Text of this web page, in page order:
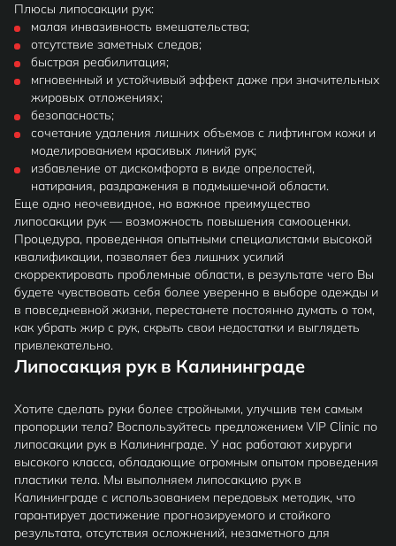
Плюсы липосакции рук:
малая инвазивность вмешательства;
отсутствие заметных следов;
быстрая реабилитация;
мгновенный и устойчивый эффект даже при значительных
жировых отложениях;
безопасность;
сочетание удаления лишних объемов с лифтингом кожи и
моделированием красивых линий рук;
избавление от дискомфорта в виде опрелостей,
натирания, раздражения в подмышечной области.
Еще одно неочевидное, но важное преимущество
липосакции рук — возможность повышения самооценки.
Процедура, проведенная опытными специалистами высокой
квалификации, позволяет без лишних усилий
скорректировать проблемные области, в результате чего Вы
будете чувствовать себя более уверенно в выборе одежды и
в повседневной жизни, перестанете постоянно думать о том,
как убрать жир с рук, скрыть свои недостатки и выглядеть
привлекательно.
Липосакция рук в Калининграде
Хотите сделать руки более стройными, улучшив тем самым
пропорции тела? Воспользуйтесь предложением VIP Clinic по
липосакции рук в Калининграде. У нас работают хирурги
высокого класса, обладающие огромным опытом проведения
пластики тела. Мы выполняем липосакцию рук в
Калининграде с использованием передовых методик, что
гарантирует достижение прогнозируемого и стойкого
результата, отсутствия осложнений, незаметного для